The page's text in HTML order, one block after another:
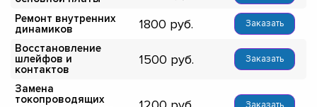
Ремонт внутренних
динамиков
1800 Заказать
Восстановление
шлейфов и
контактов
1500 Заказать
Замена
токопроводящих